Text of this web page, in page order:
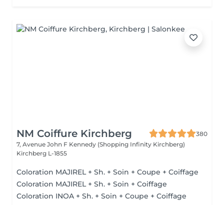
NM Coiffure Kirchberg
380
7, Avenue John F Kennedy (Shopping Infinity Kirchberg)
Kirchberg L-1855
Coloration MAJIREL + Sh. + Soin + Coupe + Coiffage
Coloration MAJIREL + Sh. + Soin + Coiffage
Coloration INOA + Sh. + Soin + Coupe + Coiffage